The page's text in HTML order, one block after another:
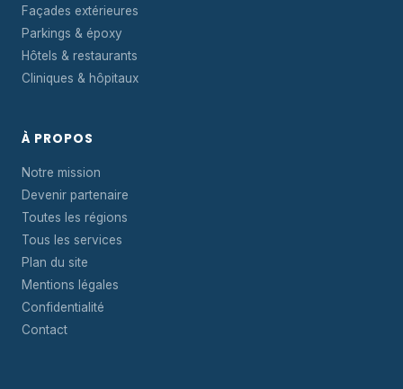
Façades extérieures
Parkings & époxy
Hôtels & restaurants
Cliniques & hôpitaux
À PROPOS
Notre mission
Devenir partenaire
Toutes les régions
Tous les services
Plan du site
Mentions légales
Confidentialité
Contact